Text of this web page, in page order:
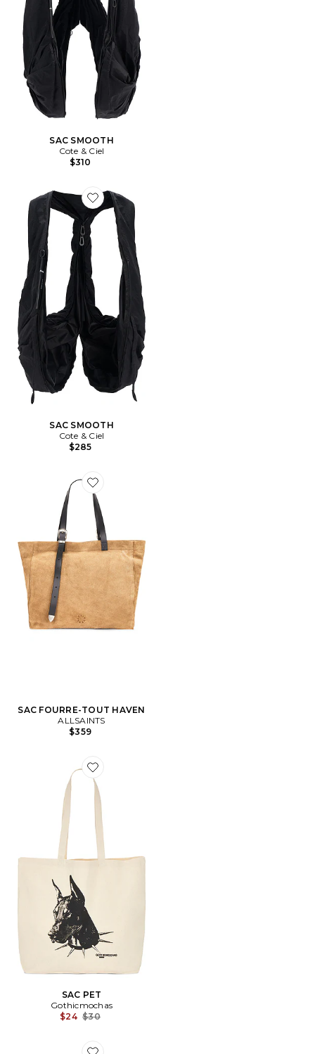
SAC SMOOTH
Cote & Ciel
$310
Favorite SAC SMOOTH
SAC SMOOTH
Cote & Ciel
$285
Favorite SAC FOURRE-TOUT HAVEN
SAC FOURRE-TOUT HAVEN
ALLSAINTS
$359
Favorite SAC PET
SAC PET
Gothicmochas
$24 Previous price:
$30